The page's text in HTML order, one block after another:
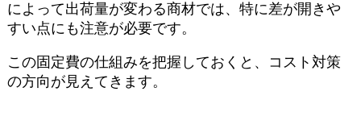
によって出荷量が変わる商材では、特に差が開きや
すい点にも注意が必要です。
この固定費の仕組みを把握しておくと、コスト対策
の方向が見えてきます。